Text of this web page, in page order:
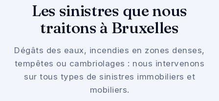
Les sinistres que nous
traitons à Bruxelles
Dégâts des eaux, incendies en zones denses,
tempêtes ou cambriolages : nous intervenons
sur tous types de sinistres immobiliers et
mobiliers.